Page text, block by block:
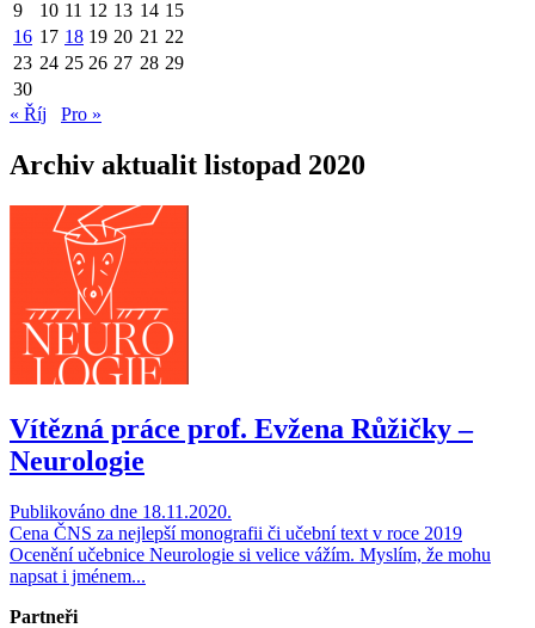
9 10 11 12 13 14 15
16 17 18 19 20 21 22
23 24 25 26 27 28 29
30
« Říj
Pro »
Archiv aktualit listopad 2020
Vítězná práce prof. Evžena Růžičky –
Neurologie
Publikováno dne 18.11.2020.
Cena ČNS za nejlepší monografii či učební text v roce 2019
Ocenění učebnice Neurologie si velice vážím. Myslím, že mohu
napsat i jménem...
Partneři